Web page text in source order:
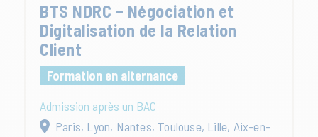
BTS NDRC – Négociation et
Digitalisation de la Relation
Client
Formation en alternance
Admission après un BAC
Paris, Lyon, Nantes, Toulouse, Lille, Aix-en-